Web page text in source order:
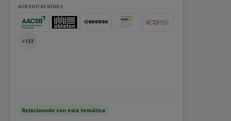
ACREDITACIONES
+133
Relacionado con esta temática